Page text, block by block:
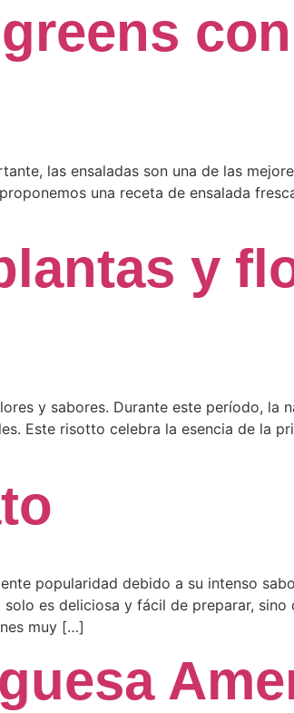
las ensaladas son una de las
una receta de ensalada
y
y sabores. Durante este período, la
Este risotto celebra la esencia de la
popularidad debido a su intenso
es deliciosa y fácil de preparar,
muy […]